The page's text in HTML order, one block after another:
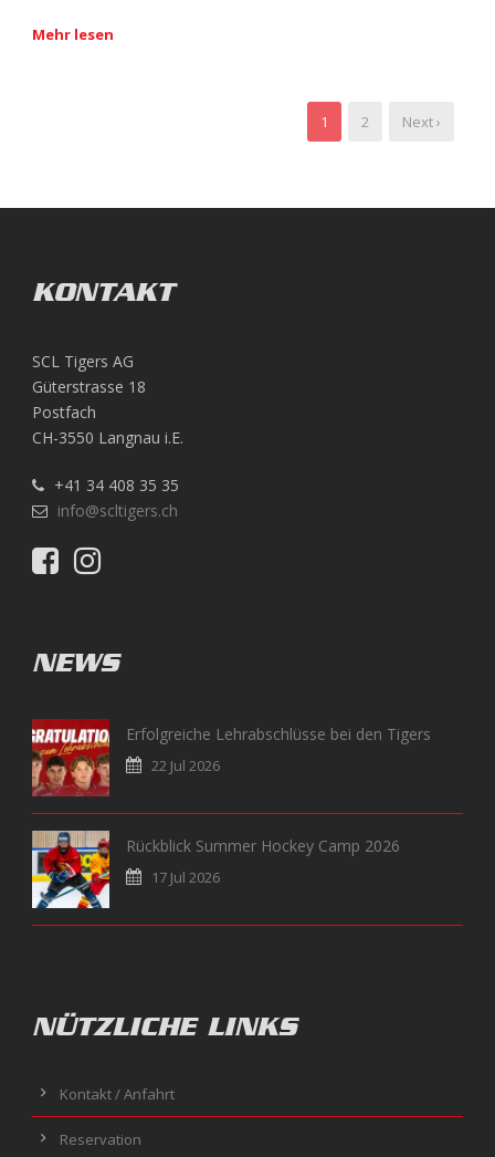
Mehr lesen
1 2 Next ›
KONTAKT
SCL Tigers AG
Güterstrasse 18
Postfach
CH-3550 Langnau i.E.
+41 34 408 35 35
info@scltigers.ch
NEWS
Erfolgreiche Lehrabschlüsse bei den Tigers
22 Jul 2026
Rückblick Summer Hockey Camp 2026
17 Jul 2026
NÜTZLICHE LINKS
Kontakt / Anfahrt
Reservation